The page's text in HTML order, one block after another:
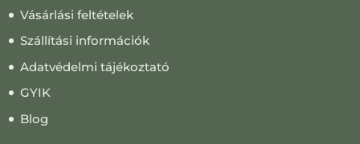
Vásárlási feltételek
Szállítási információk
Adatvédelmi tájékoztató
GYIK
Blog